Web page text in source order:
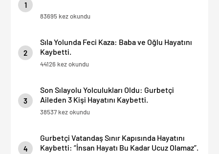
1
83695 kez okundu
2
Sıla Yolunda Feci Kaza: Baba ve Oğlu Hayatını
Kaybetti.
44126 kez okundu
3
Son Sılayolu Yolculukları Oldu: Gurbetçi
Aileden 3 Kişi Hayatını Kaybetti.
38537 kez okundu
4
Gurbetçi Vatandaş Sınır Kapısında Hayatını
Kaybetti: “İnsan Hayatı Bu Kadar Ucuz Olamaz”.